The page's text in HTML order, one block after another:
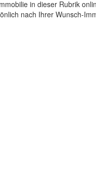
in dieser Rubrik
nach Ihrer Wunsch-